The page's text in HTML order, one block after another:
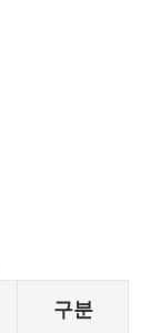
구분